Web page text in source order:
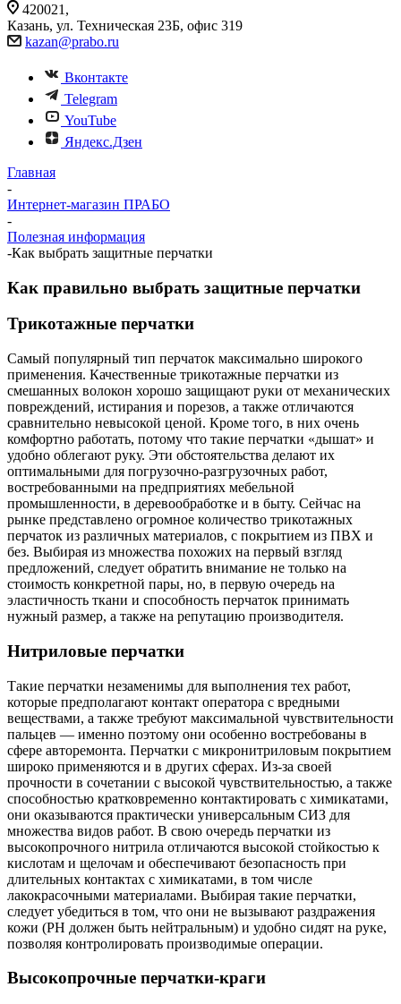
420021,
Казань, ул. Техническая 23Б, офис 319
kazan@prabo.ru
Вконтакте
Telegram
YouTube
Яндекс.Дзен
Главная
-
Интернет-магазин ПРАБО
-
Полезная информация
-Как выбрать защитные перчатки
Как правильно выбрать защитные перчатки
Трикотажные перчатки
Самый популярный тип перчаток максимально широкого
применения. Качественные трикотажные перчатки из
смешанных волокон хорошо защищают руки от механических
повреждений, истирания и порезов, а также отличаются
сравнительно невысокой ценой. Кроме того, в них очень
комфортно работать, потому что такие перчатки «дышат» и
удобно облегают руку. Эти обстоятельства делают их
оптимальными для погрузочно-разгрузочных работ,
востребованными на предприятиях мебельной
промышленности, в деревообработке и в быту. Сейчас на
рынке представлено огромное количество трикотажных
перчаток из различных материалов, с покрытием из ПВХ и
без. Выбирая из множества похожих на первый взгляд
предложений, следует обратить внимание не только на
стоимость конкретной пары, но, в первую очередь на
эластичность ткани и способность перчаток принимать
нужный размер, а также на репутацию производителя.
Нитриловые перчатки
Такие перчатки незаменимы для выполнения тех работ,
которые предполагают контакт оператора с вредными
веществами, а также требуют максимальной чувствительности
пальцев — именно поэтому они особенно востребованы в
сфере авторемонта. Перчатки с микронитриловым покрытием
широко применяются и в других сферах. Из-за своей
прочности в сочетании с высокой чувствительностью, а также
способностью кратковременно контактировать с химикатами,
они оказываются практически универсальным СИЗ для
множества видов работ. В свою очередь перчатки из
высокопрочного нитрила отличаются высокой стойкостью к
кислотам и щелочам и обеспечивают безопасность при
длительных контактах с химикатами, в том числе
лакокрасочными материалами. Выбирая такие перчатки,
следует убедиться в том, что они не вызывают раздражения
кожи (PH должен быть нейтральным) и удобно сидят на руке,
позволяя контролировать производимые операции.
Высокопрочные перчатки-краги